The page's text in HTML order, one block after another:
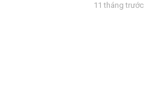
11 tháng trước